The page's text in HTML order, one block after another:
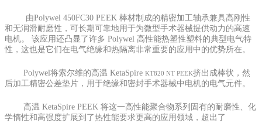
由Polywel 450FC30 PEEK 棒材制成的精密加工轴承兼具高刚性
和无润滑耐磨性，可长期可靠地用于为微型手术器械提供动力的高速
电机。 该应用还凸显了许多 Polywel 高性能热塑性塑料的典型电气特
性，这也是它们在电气绝缘和热隔离非常重要的应用中的优势所在。
Polywel将索尔维的高温 KetaSpire KT820 NT PEEK挤出成棒状，然
后加工精密公差垫片，用于绝缘和密封手术器械中电机的电气元件。
高温 KetaSpire PEEK 将这一高性能聚合物系列固有的耐磨性、化
学惰性和高强度扩展到了热性能要求更高的应用领域，超出了